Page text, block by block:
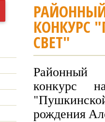
КОНКУРС
СВЕТ"
Районный
конкурс
рождения